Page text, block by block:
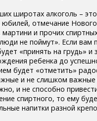
широтах алкоголь –
отмечание
и прочих
не поймут». Если вам
«принять на грудь» и
ребенка до
будет «отметить»
и не слишком
и не способно
спиртного, то ему
напитки разной